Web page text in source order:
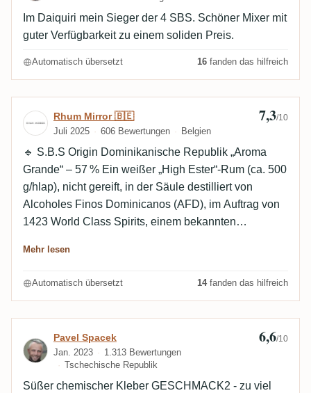
Im Daiquiri mein Sieger der 4 SBS. Schöner Mixer mit
guter Verfügbarkeit zu einem soliden Preis.
Automatisch übersetzt 16 fanden das hilfreich
Bewertung von Rhum Mirror 🇧🇪
Rhum Mirror 🇧🇪
Juli 2025 606 Bewertungen Belgien
7,3/10
🔹 S.B.S Origin Dominikanische Republik „Aroma
Grande“ – 57 % Ein weißer „High Ester“-Rum (ca. 500
g/hlap), nicht gereift, in der Säule destilliert von
Alcoholes Finos Dominicanos (AFD), im Auftrag von
1423 World Class Spirits, einem bekannten
Lösungsmitteln und Aceton, gleitet dann zu weißen
und leicht fettigen Finish endet. Das ist eindeutig kein
in der Mixologie, besonders in kreativen Daiquiris, wo
seine besondere Struktur Wunder wirken kann.
Mehr lesen
Automatisch übersetzt 14fanden das hilfreich
Bewertung von Pavel Spacek
Pavel Spacek
Jan. 2023
1.313 Bewertungen
Tschechische Republik
6,6/10
Süßer chemischer Kleber GESCHMACK2 - zu viel